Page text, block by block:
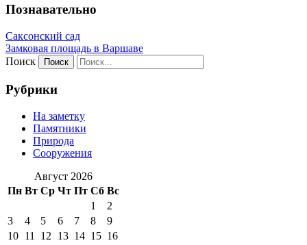
Познавательно
Саксонский сад
Замковая площадь в Варшаве
Поиск
Рубрики
На заметку
Памятники
Природа
Сооружения
Август 2026
Пн Вт Ср Чт Пт Сб Вс
1
2
3
4 5 6 7 8
9
10 11 12 13 14 15 16